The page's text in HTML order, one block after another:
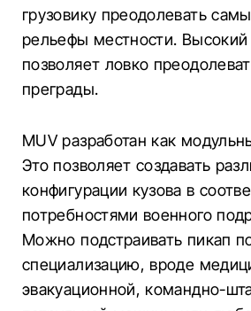
грузовику преодолевать
рельефы местности.
позволяет ловко
преграды.
MUV разработан как
Это позволяет создавать
конфигурации кузова в
потребностями военного
Можно подстраивать пикап
специализацию, вроде
эвакуационной, командно-